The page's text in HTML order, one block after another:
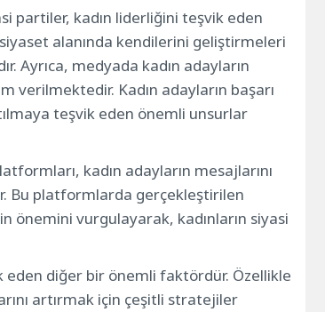
partiler, kadın liderliğini teşvik eden
alanında kendilerini geliştirmeleri
Ayrıca, medyada kadın adayların
verilmektedir. Kadın adayların başarı
teşvik eden önemli unsurlar
kadın adayların mesajlarını
Bu platformlarda gerçekleştirilen
önemini vurgulayarak, kadınların siyasi
eden diğer bir önemli faktördür. Özellikle
artırmak için çeşitli stratejiler